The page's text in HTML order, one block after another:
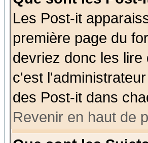
Les Post-it
première page du
devriez donc les
c'est
des Post-it dans
Revenir en haut de